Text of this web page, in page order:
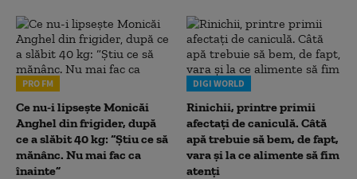
PRO FM
Ce nu-i lipsește Monicăi
Anghel din frigider, după
ce a slăbit 40 kg: “Știu ce să
mănânc. Nu mai fac ca
înainte”
DIGI WORLD
Rinichii, printre primii
afectați de caniculă. Câtă
apă trebuie să bem, de fapt,
vara și la ce alimente să fim
atenți